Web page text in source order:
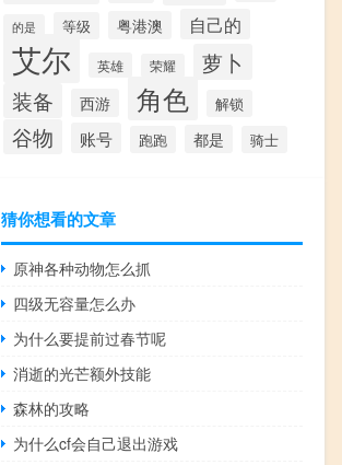
的是 等级 粤港澳 自己的
艾尔 英雄 荣耀 萝卜
装备 西游 角色 解锁
谷物 账号 跑跑 都是 骑士
猜你想看的文章
原神各种动物怎么抓
四级无容量怎么办
为什么要提前过春节呢
消逝的光芒额外技能
森林的攻略
为什么cf会自己退出游戏